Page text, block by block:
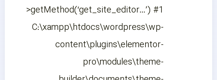
>getMethod(‘get_site_editor…’) #1
C:\xampp\htdocs\wordpress\wp-
content\plugins\elementor-
pro\modules\theme-